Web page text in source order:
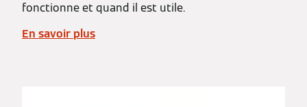
fonctionne et quand il est utile.
En savoir plus